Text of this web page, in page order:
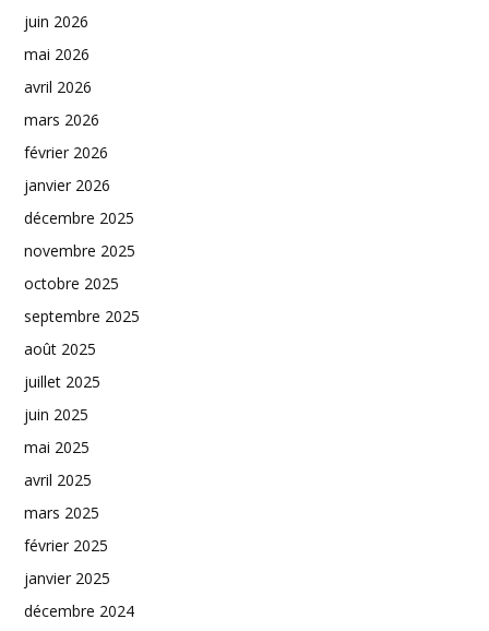
juin 2026
mai 2026
avril 2026
mars 2026
février 2026
janvier 2026
décembre 2025
novembre 2025
octobre 2025
septembre 2025
août 2025
juillet 2025
juin 2025
mai 2025
avril 2025
mars 2025
février 2025
janvier 2025
décembre 2024